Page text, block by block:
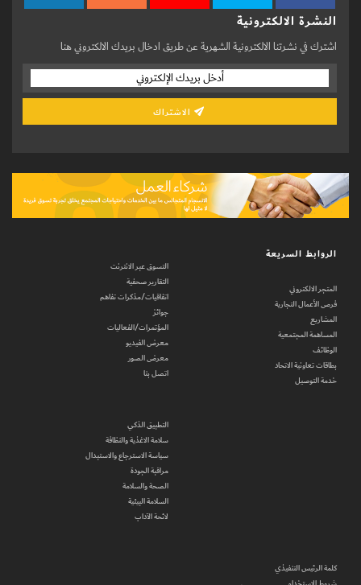
النشرة الالكترونية
اشترك في نشرتنا الالكترونية الشهرية عن طريق ادخال بريدك الالكتروني هنا
الروابط السريعة
المتجر الالكتروني
فرص الأعمال التجارية
المشاريع
المساهمة المجتمعية
الوظائف
بطاقات تعاونية الاتحاد
خدمة التوصيل
التسوق عبر الانترنت
التقارير صحفية
اتفاقيات/مذكرات تفاهم
جوائز
المؤتمرات/الفعاليات
معرض الفيديو
معرض الصور
اتصل بنا
التطبيق الذكي
سلامة الاغذية والنظافة
سياسة الاسترجاع والاستبدال
مراقبة الجودة
الصحة والسلامة
السلامة البيئية
لائحة الآداب
كلمة الرئيس التنفيذي